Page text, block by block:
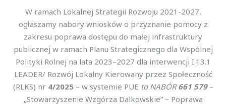
W ramach Lokalnej Strategii Rozwoju 2021-2027,
ogłaszamy nabory wniosków o przyznanie pomocy z
zakresu poprawa dostępu do małej infrastruktury
publicznej w ramach Planu Strategicznego dla Wspólnej
Polityki Rolnej na lata 2023–2027 dla interwencji I.13.1
LEADER/ Rozwój Lokalny Kierowany przez Społeczność
(RLKS) nr 4/2025– w systemie PUE to NABÓR661 579–
„Stowarzyszenie Wzgórza Dalkowskie” – Poprawa